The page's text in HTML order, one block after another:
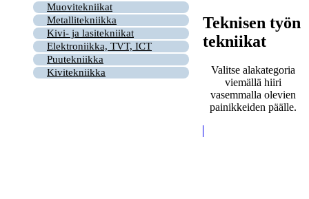
Muovitekniikat
Metallitekniikka
Kivi- ja lasitekniikat
Elektroniikka, TVT, ICT
Puutekniikka
Kivitekniikka
Teknisen työn
tekniikat
Valitse alakategoria
viemällä hiiri
vasemmalla olevien
painikkeiden päälle.